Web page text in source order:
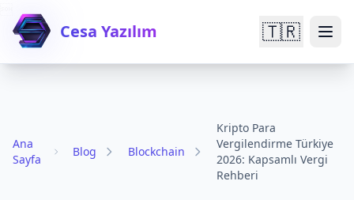
Cesa Yazılım 🇹🇷
Ana
Sayfa
Blog Blockchain
Kripto Para
Vergilendirme Türkiye
2026: Kapsamlı Vergi
Rehberi